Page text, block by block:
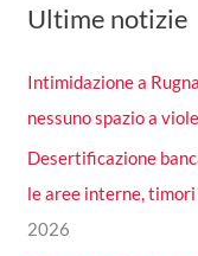
Ultime notizie
Intimidazione a
nessuno spazio a
Desertificazione
le aree interne,
2026